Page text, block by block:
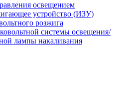
освещением
устройство (ИЗУ)
розжига
системы освещения/
лампы накаливания